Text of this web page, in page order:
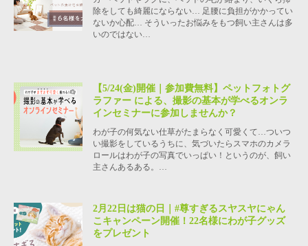
除をしても綺麗にならない… 足腰に負担がかかってい
ないか心配… そういったお悩みをもつ飼い主さんは多
いのではない…
【5/24(金)開催｜参加費無料】ペットフォトグ
ラファー による、撮影の基本が学べるオンラ
インセミナーに参加しませんか？
わが子の何気ない仕草がたまらなく可愛くて…ついつ
い撮影をしているうちに、気づいたらスマホのカメラ
ロールはわが子の写真でいっぱい！というのが、飼い
主さんあるある。…
2月22日は猫の日｜#尊すぎるスヤスヤにゃん
こキャンペーン開催！22名様にわが子グッズ
をプレゼント